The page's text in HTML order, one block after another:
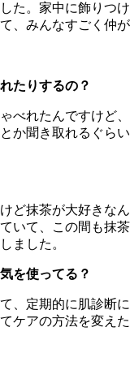
た。家中に飾りつけ
、みんなすごく仲が
たりするの？
べれたんですけど、
か聞き取れるぐらい
ど抹茶が大好きなん
いて、この間も抹茶
ました。
を使ってる？
、定期的に肌診断に
ケアの方法を変えた